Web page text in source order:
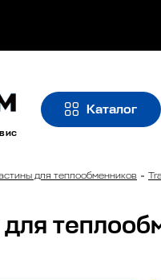
Каталог
для теплообменников